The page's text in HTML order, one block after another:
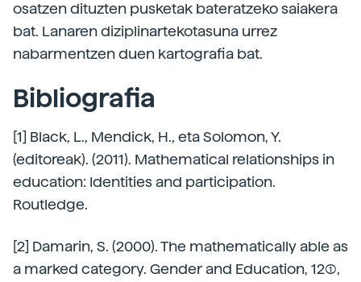
osatzen dituzten pusketak bateratzeko saiakera
bat. Lanaren diziplinartekotasuna urrez
nabarmentzen duen kartografia bat.
Bibliografia
[1] Black, L., Mendick, H., eta Solomon, Y.
(editoreak). (2011). Mathematical relationships in
education: Identities and participation.
Routledge.
[2] Damarin, S. (2000). The mathematically able as
a marked category. Gender and Education, 12(1),